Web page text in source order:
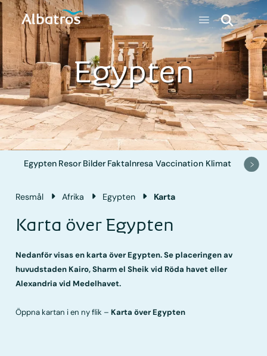
Egypten
Egypten Resor Bilder FaktaInresa Vaccination Klimat
Resmål Afrika Egypten Karta
Karta över Egypten
Nedanför visas en karta över Egypten. Se placeringen av
huvudstaden Kairo, Sharm el Sheik vid Röda havet eller
Alexandria vid Medelhavet.
Öppna kartan i en ny flik – Karta över Egypten